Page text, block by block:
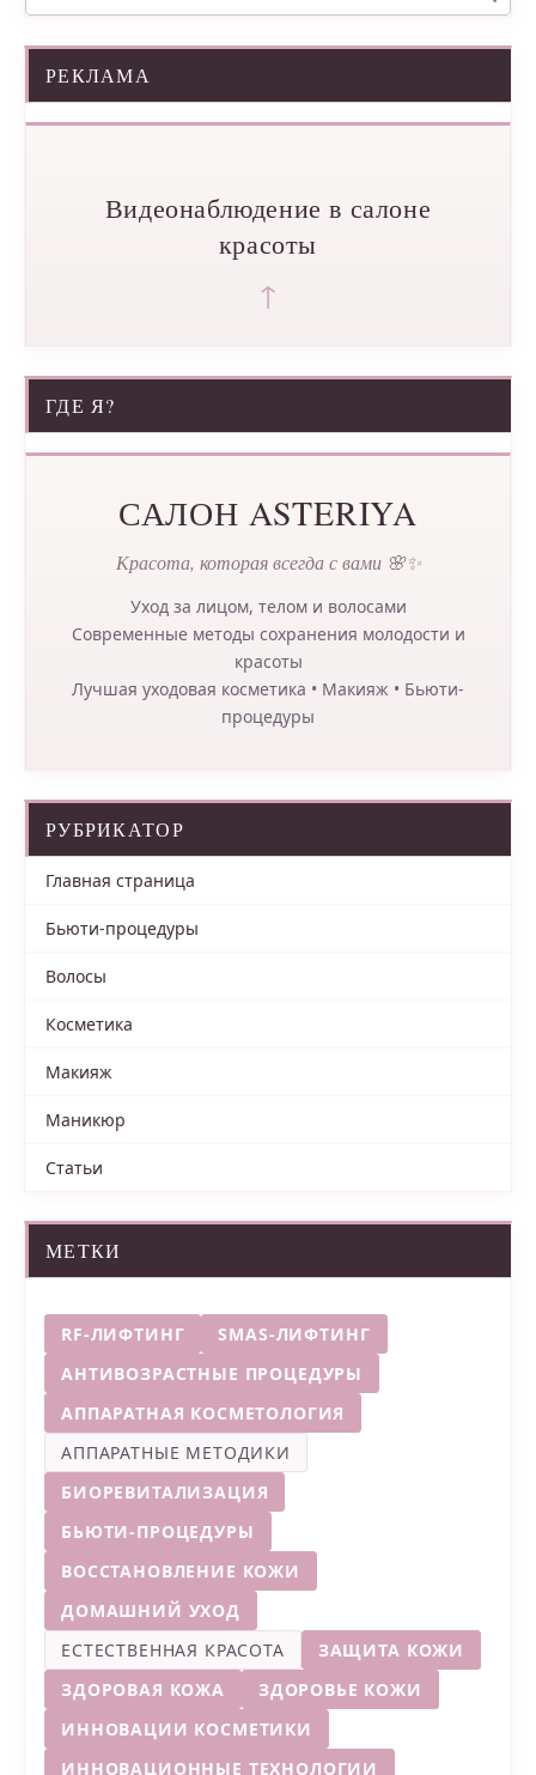
РЕКЛАМА
Видеонаблюдение в салоне
красоты
↑
ГДЕ Я?
САЛОН ASTERIYA
Красота, которая всегда с вами 🌸✨
Уход за лицом, телом и волосами
Современные методы сохранения молодости и
красоты
Лучшая уходовая косметика • Макияж • Бьюти-
процедуры
РУБРИКАТОР
Главная страница
Бьюти-процедуры
Волосы
Косметика
Макияж
Маникюр
Статьи
МЕТКИ
RF-ЛИФТИНГ
SMAS-ЛИФТИНГ
АНТИВОЗРАСТНЫЕ ПРОЦЕДУРЫ
АППАРАТНАЯ КОСМЕТОЛОГИЯ
АППАРАТНЫЕ МЕТОДИКИ
БИОРЕВИТАЛИЗАЦИЯ
БЬЮТИ-ПРОЦЕДУРЫ
ВОССТАНОВЛЕНИЕ КОЖИ
ДОМАШНИЙ УХОД
ЕСТЕСТВЕННАЯ КРАСОТА
ЗАЩИТА КОЖИ
ЗДОРОВАЯ КОЖА
ЗДОРОВЬЕ КОЖИ
ИННОВАЦИИ КОСМЕТИКИ
ИННОВАЦИОННЫЕ ТЕХНОЛОГИИ